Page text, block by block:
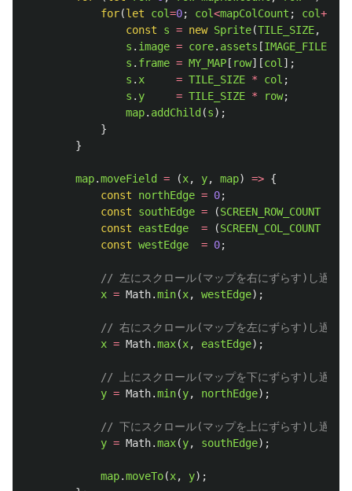
for(let col=0; col<mapColCount ; col++
const
s = new Sprite(TILE_SIZE,
s . image = core. assets [IMAGE_FILE
s . frame = MY_MAP [ row][col ];
s . x = TILE_SIZE * col ;
s . y = TILE_SIZE * row;
map. addChild (s);
}
}
map.moveField = (x, y, map) => {
const
northEdge = 0;
const
southEdge = (SCREEN_ROW_COUNT
const
eastEdge = (SCREEN_COL_COUNT
const westEdge = 0;
// 左にスクロール(マップを右にずらす)し過ぎ
x = Math.min(x, westEdge);
// 右にスクロール(マップを左にずらす)し過ぎ
x = Math.max(x, eastEdge);
// 上にスクロール(マップを下にずらす)し過ぎ
y = Math.min(y, northEdge);
// 下にスクロール(マップを上にずらす)し過ぎ
y = Math.max(y, southEdge);
map.moveTo(x, y);